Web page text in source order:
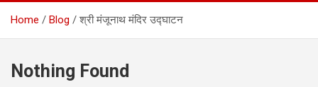
Home Blog श्री मंजूनाथ मंदिर उद्घाटन
Nothing Found